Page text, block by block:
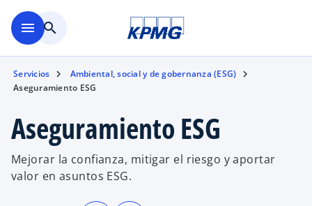
menu search
Servicios
Ambiental, social y de gobernanza (ESG)
Aseguramiento ESG
Aseguramiento ESG
Mejorar la confianza, mitigar el riesgo y aportar
valor en asuntos ESG.